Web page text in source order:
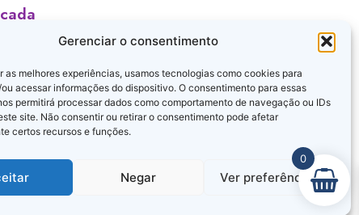
Gerenciar o consentimento
as melhores experiências, usamos tecnologias como cookies para
acessar informações do dispositivo. O consentimento para essas
permitirá processar dados como comportamento de navegação ou IDs
site. Não consentir ou retirar o consentimento pode afetar
certos recursos e funções.
Negar Ver preferências
0